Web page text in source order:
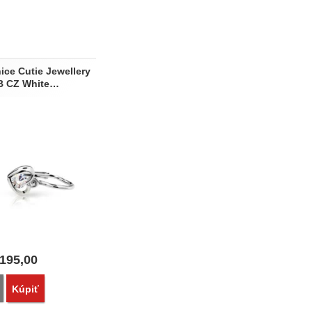
Cutie Jewellery
CZ White…
Kúpiť